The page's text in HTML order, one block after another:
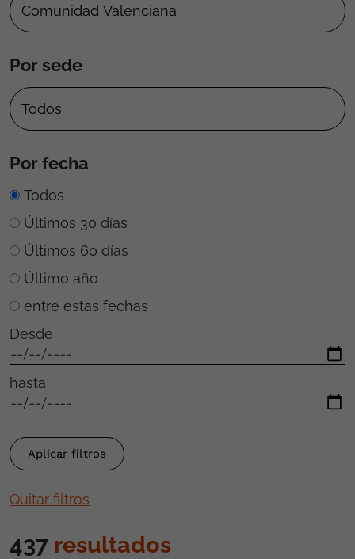
Por sede
Por fecha
Todos
Últimos 30 días
Últimos 60 días
Último año
entre estas fechas
Desde
hasta
Quitar filtros
437 resultados